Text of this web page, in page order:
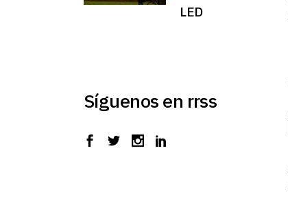
LED
Síguenos en rrss